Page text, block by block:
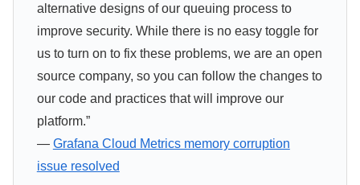
alternative designs of our queuing process to
improve security. While there is no easy toggle for
us to turn on to fix these problems, we are an open
source company, so you can follow the changes to
our code and practices that will improve our
platform.”
— Grafana Cloud Metrics memory corruption
issue resolved